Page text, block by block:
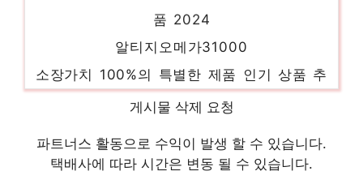
천 제품 2024
다이어트14포뉴트리디데이단백질쉐이크
혜택 가득, 지금 바로 적용! 인기 상품 추천
제품 2024
게시물 삭제 요청
파트너스 활동으로 수익이 발생 할 수 있습니다.
택배사에 따라 시간은 변동 될 수 있습니다.